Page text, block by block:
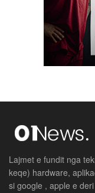
Lajmet e fundit nga
keqe) hardware,
si google , apple e